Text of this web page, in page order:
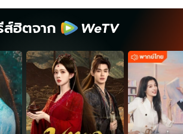
ส์ฮิตจาก